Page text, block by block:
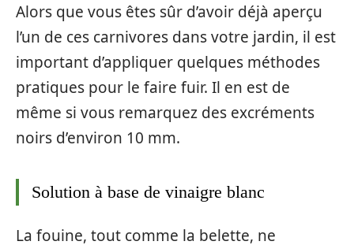
Alors que vous êtes sûr d’avoir déjà aperçu
l’un de ces carnivores dans votre jardin, il est
important d’appliquer quelques méthodes
pratiques pour le faire fuir. Il en est de
même si vous remarquez des excréments
noirs d’environ 10 mm.
Solution à base de vinaigre blanc
La fouine, tout comme la belette, ne